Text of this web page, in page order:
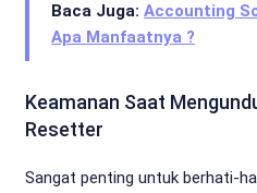
Baca Juga: Accounting
Apa Manfaatnya ?
Keamanan Saat
Resetter
Sangat penting untuk berhati-